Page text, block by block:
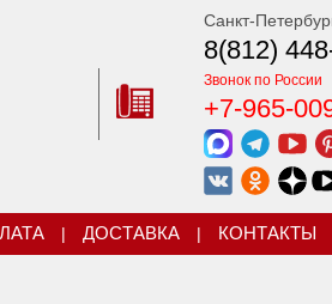
Санкт-
8(812)
Звонок по России
+7-965-
| ДОСТАВКА | КОНТАКТЫ